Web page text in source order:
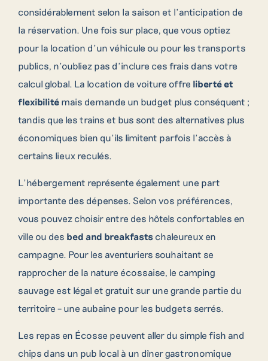
considérablement selon la saison et l’anticipation de
la réservation. Une fois sur place, que vous optiez
pour la location d’un véhicule ou pour les transports
publics, n’oubliez pas d’inclure ces frais dans votre
calcul global. La location de voiture offre liberté et
flexibilité mais demande un budget plus conséquent ;
tandis que les trains et bus sont des alternatives plus
économiques bien qu’ils limitent parfois l’accès à
certains lieux reculés.
L’hébergement représente également une part
importante des dépenses. Selon vos préférences,
vous pouvez choisir entre des hôtels confortables en
ville ou des bed and breakfasts chaleureux en
campagne. Pour les aventuriers souhaitant se
rapprocher de la nature écossaise, le camping
sauvage est légal et gratuit sur une grande partie du
territoire – une aubaine pour les budgets serrés.
Les repas en Écosse peuvent aller du simple fish and
chips dans un pub local à un dîner gastronomique